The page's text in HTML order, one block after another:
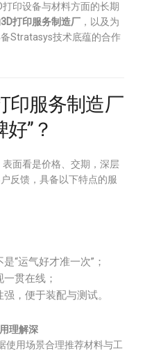
印设备与材料方面的长期
打印服务制造厂 ，以及为
Stratasys技术底蕴的合作
印服务制造厂
”？
面看是价格、交期，深层
反馈，具备以下特点的服
“运气好才准一次”；
贯在线；
，便于装配与测试。
理解深
使用场景合理推荐材料与工